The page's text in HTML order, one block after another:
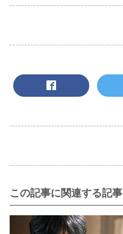
この記事に関連する記事